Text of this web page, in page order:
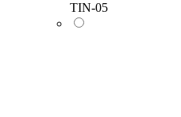
TIN-05